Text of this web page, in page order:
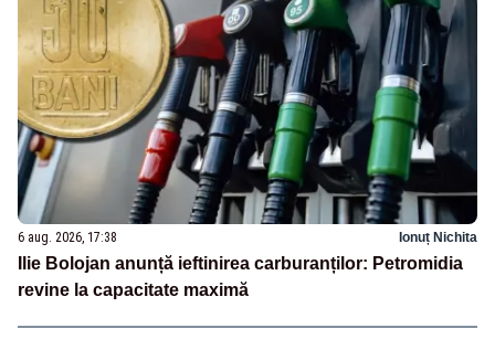
6 aug. 2026, 17:38 Ionuț Nichita
Ilie Bolojan anunță ieftinirea carburanților: Petromidia
revine la capacitate maximă